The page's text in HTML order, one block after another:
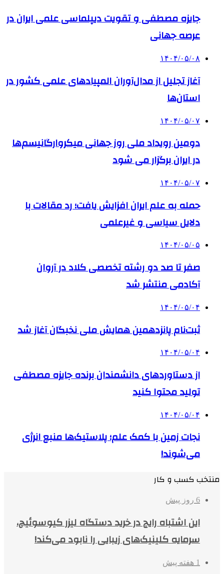
جایزه مصطفی و تقویت دیپلماسی علمی ایران در
عرصه جهانی
۱۴۰۴/۰۵/۰۸
آغاز تجلیل از مدال‌آوران المپیادهای علمی کشور در
استان‌ها
۱۴۰۴/۰۵/۰۷
دومین رویداد ملی روز جهانی میکروارگانیسم‌ها
در ایران برگزار می شود
۱۴۰۴/۰۵/۰۷
حمله به علم ایران افزایش یافت؛ رد مقالات با
دلایل سیاسی و غیرعلمی
۱۴۰۴/۰۵/۰۵
صفر تا صد دو رشته‌ تخصصی کلاد در آروان
آکادمی منتشر شد
۱۴۰۴/۰۵/۰۴
ثبت‌نام پانزدهمین همایش ملی نخبگان آغاز شد
۱۴۰۴/۰۵/۰۴
از دستاوردهای دانشمندان برنده جایزه مصطفی
تولید محتوا کنید
۱۴۰۴/۰۵/۰۴
نجات زمین با کمک علم؛ پلاستیک‌ها منبع انرژی
می‌شوند!
منتخب کسب و کار
6 روز پیش
این اشتباه رایج در خرید دستگاه لیزر کیوسوئیچ،
سرمایه کلینیک‌های زیبایی را نابود می‌کند!
1 هفته پیش